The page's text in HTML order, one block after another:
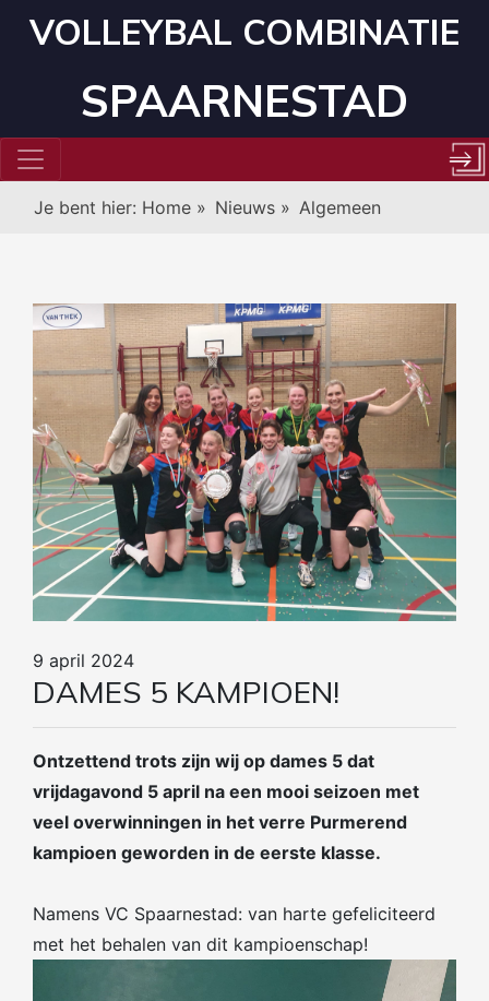
VOLLEYBAL COMBINATIE
SPAARNESTAD
Je bent hier: Home » Nieuws » Algemeen
9 april 2024
DAMES 5 KAMPIOEN!
Ontzettend trots zijn wij op dames 5 dat
vrijdagavond 5 april na een mooi seizoen met
veel overwinningen in het verre Purmerend
kampioen geworden in de eerste klasse.
Namens VC Spaarnestad: van harte gefeliciteerd
met het behalen van dit kampioenschap!